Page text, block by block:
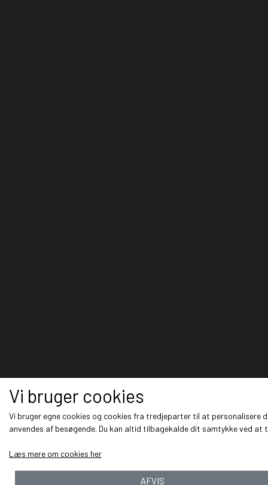
Vi bruger cookies
Vi bruger egne cookies og cookies fra tredjeparter til at personalisere
anvendes af besøgende. Du kan altid tilbagekalde dit samtykke ved at
Læs mere om cookies her
AFVIS